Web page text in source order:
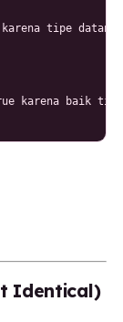
tipe
karena baik
Identical)